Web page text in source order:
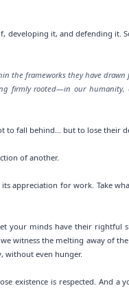
it, and defending it.
the frameworks they have drawn
firmly rooted—in our humanity,
to fall behind… but to lose their
of another.
appreciation for work. Take
your minds have their rightful
witness the melting away of
without even hunger.
existence is respected. And a